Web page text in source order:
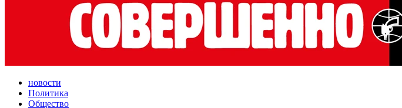
новости
Политика
Общество